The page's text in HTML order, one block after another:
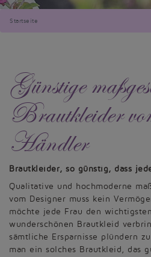
Startseite
Günstige
Brautkleider
Händler
Brautkleider, so günstig, dass
Qualitative und hochmoderne
vom Designer muss kein
möchte jede Frau den
wunderschönen Brautkleid
sämtliche Ersparnisse plündern
man ein solches Brautkleid, das